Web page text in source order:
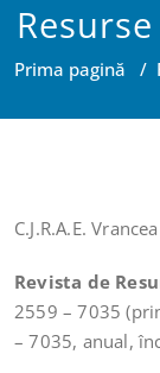
Resurse
Prima pagină /
C.J.R.A.E.
Revista de
2559 – 7035
– 7035, anual,